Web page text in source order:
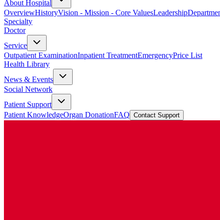
About Hospital
OverviewHistoryVision - Mission - Core ValuesLeadership
Specialty
Doctor
Service
Outpatient ExaminationInpatient TreatmentEmergencyPrice List
Health Library
News & Events
Social Network
Patient Support
Patient KnowledgeOrgan DonationFAQ Contact Support